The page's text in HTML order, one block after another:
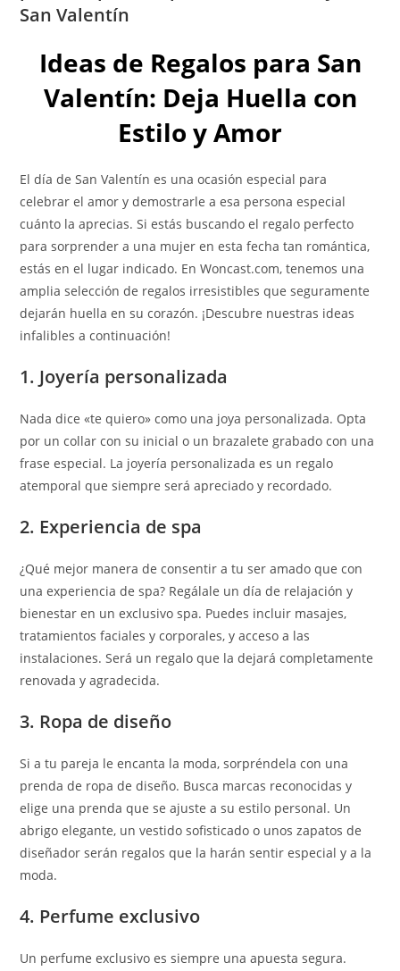
San Valentín
Ideas de Regalos para San
Valentín: Deja Huella con
Estilo y Amor
El día de San Valentín es una ocasión especial para
celebrar el amor y demostrarle a esa persona especial
cuánto la aprecias. Si estás buscando el regalo perfecto
para sorprender a una mujer en esta fecha tan romántica,
estás en el lugar indicado. En Woncast.com, tenemos una
amplia selección de regalos irresistibles que seguramente
dejarán huella en su corazón. ¡Descubre nuestras ideas
infalibles a continuación!
1. Joyería personalizada
Nada dice «te quiero» como una joya personalizada. Opta
por un collar con su inicial o un brazalete grabado con una
frase especial. La joyería personalizada es un regalo
atemporal que siempre será apreciado y recordado.
2. Experiencia de spa
¿Qué mejor manera de consentir a tu ser amado que con
una experiencia de spa? Regálale un día de relajación y
bienestar en un exclusivo spa. Puedes incluir masajes,
tratamientos faciales y corporales, y acceso a las
instalaciones. Será un regalo que la dejará completamente
renovada y agradecida.
3. Ropa de diseño
Si a tu pareja le encanta la moda, sorpréndela con una
prenda de ropa de diseño. Busca marcas reconocidas y
elige una prenda que se ajuste a su estilo personal. Un
abrigo elegante, un vestido sofisticado o unos zapatos de
diseñador serán regalos que la harán sentir especial y a la
moda.
4. Perfume exclusivo
Un perfume exclusivo es siempre una apuesta segura.